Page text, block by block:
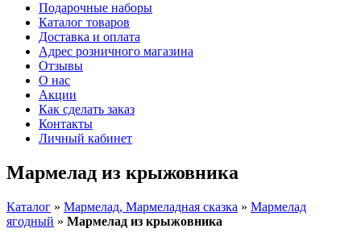
Подарочные наборы
Каталог товаров
Доставка и оплата
Адрес розничного магазина
Отзывы
О нас
Акции
Как сделать заказ
Контакты
Личный кабинет
Мармелад из крыжовника
Каталог » Мармелад, Мармеладная сказка » Мармелад
ягодный » Мармелад из крыжовника